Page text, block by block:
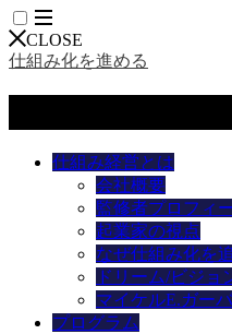
CLOSE
仕組み化を進める
仕組み経営とは
会社概要
監修者プロフィ
起業家の視点
なぜ仕組み化を
ドリーム/ビジョ
マイケルE.ガー
プログラム